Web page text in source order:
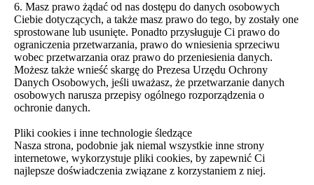
6. Masz prawo żądać od nas dostępu do danych osobowych
Ciebie dotyczących, a także masz prawo do tego, by zostały one
sprostowane lub usunięte. Ponadto przysługuje Ci prawo do
ograniczenia przetwarzania, prawo do wniesienia sprzeciwu
wobec przetwarzania oraz prawo do przeniesienia danych.
Możesz także wnieść skargę do Prezesa Urzędu Ochrony
Danych Osobowych, jeśli uważasz, że przetwarzanie danych
osobowych narusza przepisy ogólnego rozporządzenia o
ochronie danych.
Pliki cookies i inne technologie śledzące
Nasza strona, podobnie jak niemal wszystkie inne strony
internetowe, wykorzystuje pliki cookies, by zapewnić Ci
najlepsze doświadczenia związane z korzystaniem z niej.